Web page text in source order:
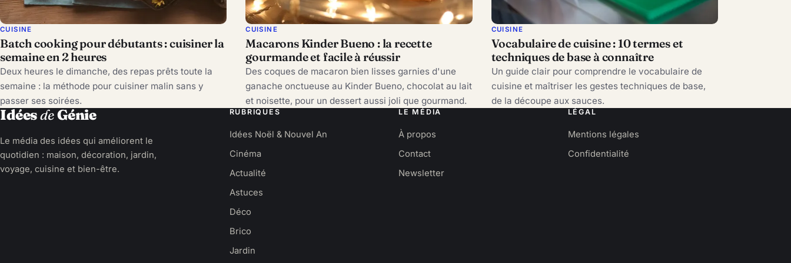
CUISINE
Batch cooking pour débutants : cuisiner la
semaine en 2 heures
Deux heures le dimanche, des repas prêts toute la
semaine : la méthode pour cuisiner malin sans y
passer ses soirées.
CUISINE
Macarons Kinder Bueno : la recette
gourmande et facile à réussir
Des coques de macaron bien lisses garnies d'une
ganache onctueuse au Kinder Bueno, chocolat au lait
et noisette, pour un dessert aussi joli que gourmand.
CUISINE
Vocabulaire de cuisine : 10 termes et
techniques de base à connaître
Un guide clair pour comprendre le vocabulaire de
cuisine et maîtriser les gestes techniques de base,
de la découpe aux sauces.
IdéesdeGénie
Le média des idées qui améliorent le
quotidien : maison, décoration, jardin,
voyage, cuisine et bien-être.
RUBRIQUES
Idées Noël & Nouvel An
Cinéma
Actualité
Astuces
Déco
Brico
Jardin
LE MÉDIA
À propos
Contact
Newsletter
LÉGAL
Mentions légales
Confidentialité